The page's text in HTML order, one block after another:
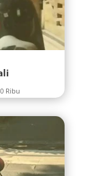
Ribu